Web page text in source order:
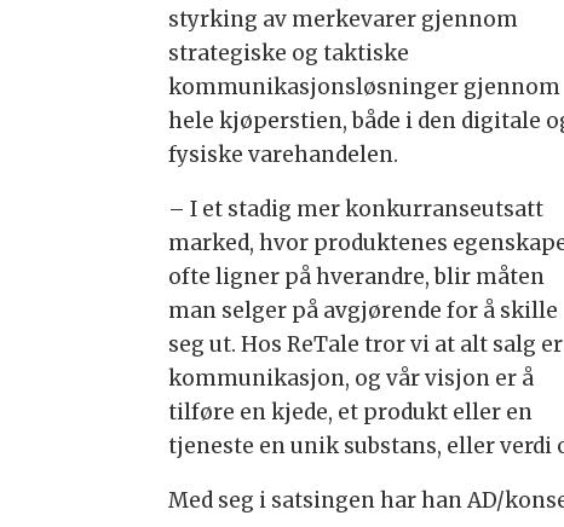
styrking av merkevarer gjennom
strategiske og taktiske
kommunikasjonsløsninger gjennom
hele kjøperstien, både i den digitale
fysiske varehandelen.
– I et stadig mer konkurranseutsatt
marked, hvor produktenes
ofte ligner på hverandre, blir måten
man selger på avgjørende for å skille
seg ut. Hos ReTale tror vi at alt salg er
kommunikasjon, og vår visjon er å
tilføre en kjede, et produkt eller en
tjeneste en unik substans, eller verdi
Med seg i satsingen har han AD/